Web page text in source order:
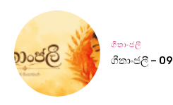
ගීතාංජලී
ගීතාංජලී – 09